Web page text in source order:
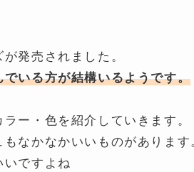
発売されました。
いる方が結構いるようです。
ー・色を紹介していきます。
なかなかいいものがあります
ですよね